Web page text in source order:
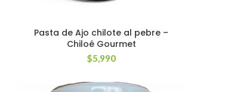
Pasta de Ajo chilote al pebre –
Chiloé Gourmet
$5,990